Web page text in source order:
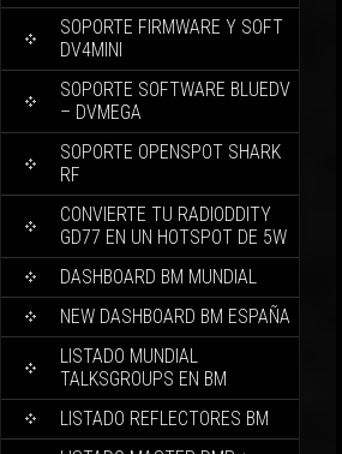
SOPORTE FIRMWARE Y SOFT
DV4MINI
SOPORTE SOFTWARE BLUEDV
– DVMEGA
SOPORTE OPENSPOT SHARK
RF
CONVIERTE TU RADIODDITY
GD77 EN UN HOTSPOT DE 5W
DASHBOARD BM MUNDIAL
NEW DASHBOARD BM ESPAÑA
LISTADO MUNDIAL
TALKSGROUPS EN BM
LISTADO REFLECTORES BM